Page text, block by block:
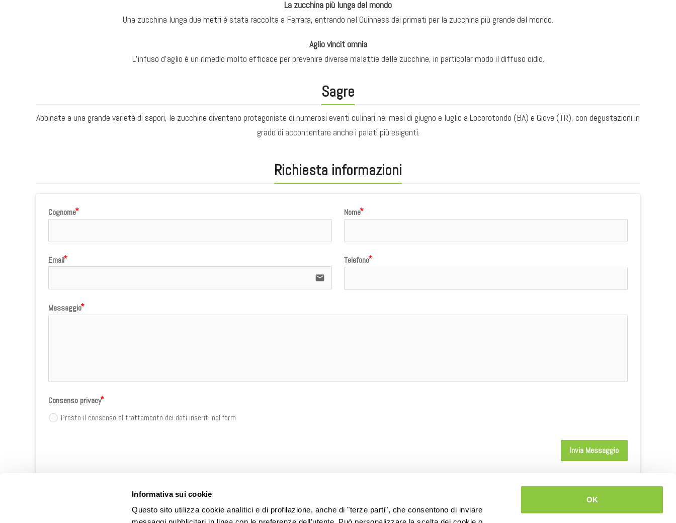
Informativa sui cookie
Questo sito utilizza cookie analitici e di profilazione, anche di "terze parti", che consentono di inviare
OK
La zucchina più lunga del mondo
Una zucchina lunga due metri è stata raccolta a Ferrara, entrando nel Guinness dei primati per la zucchina più grande del mondo.
Aglio vincit omnia
L’infuso d’aglio è un rimedio molto efficace per prevenire diverse malattie delle zucchine, in particolar modo il diffuso oidio.
Sagre
Abbinate a una grande varietà di sapori, le zucchine diventano protagoniste di numerosi eventi culinari nei mesi di giugno e luglio a Locorotondo (BA) e Giove (TR), con degustazioni in
grado di accontentare anche i palati più esigenti.
Richiesta informazioni
Cognome Nome
Email
email
Telefono
Messaggio
Consenso privacy
Presto il consenso al trattamento dei dati inseriti nel form
Invia Messaggio
Siamo a tua disposizione per qualsiasi informazione su prodotti e servizi Contattaci